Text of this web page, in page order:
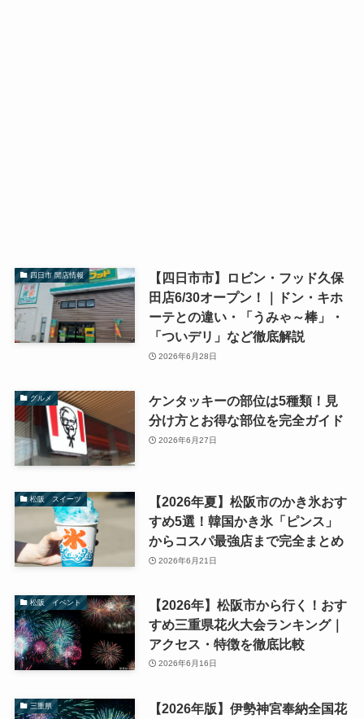
四日市 開店情報
【四日市市】ロビン・フッド久保
田店6/30オープン！｜ドン・キホ
ーテとの違い・「うみゃ～棒」・
「ついデリ」など徹底解説
2026年6月28日
グルメ
ケンタッキーの部位は5種類！見
分け方とお得な部位を完全ガイド
2026年6月27日
松阪 スイーツ
【2026年夏】松阪市のかき氷おす
すめ5選！韓国かき氷「ピンス」
からコスパ最強店まで完全まとめ
2026年6月21日
松阪 イベント
【2026年】松阪市から行く！おす
すめ三重県花火大会ランキング｜
アクセス・特徴を徹底比較
2026年6月16日
三重県
【2026年版】伊勢神宮奉納全国花